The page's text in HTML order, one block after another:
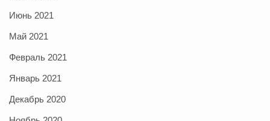
Июнь 2021
Май 2021
Февраль 2021
Январь 2021
Декабрь 2020